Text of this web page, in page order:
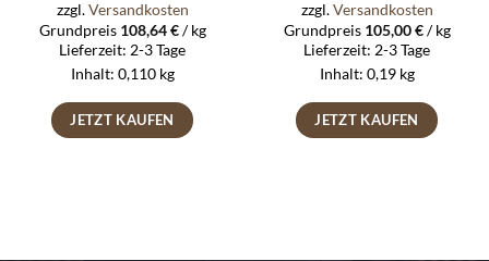
zzgl.Versandkosten
Grundpreis 108,64€/kg
Lieferzeit: 2-3 Tage
Inhalt: 0,110 kg
JETZT KAUFEN
zzgl.Versandkosten
Grundpreis 105,00€/kg
Lieferzeit: 2-3 Tage
Inhalt: 0,19 kg
JETZT KAUFEN